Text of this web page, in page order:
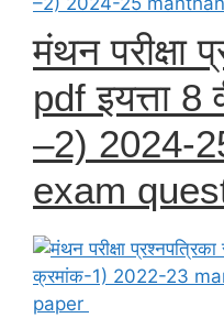
मंथन परीक्षा
pdf इयत्ता 8
–2) 2024-
exam